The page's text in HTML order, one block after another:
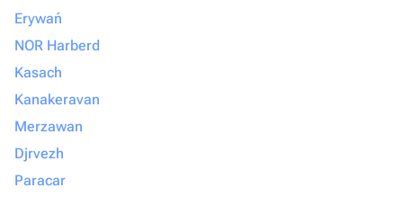
Erywań
NOR Harberd
Kasach
Kanakeravan
Merzawan
Djrvezh
Paracar